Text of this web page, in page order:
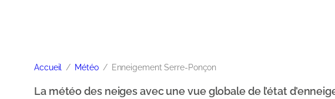
Accueil Météo Enneigement Serre-Ponçon
La météo des neiges avec une vue globale de l’état